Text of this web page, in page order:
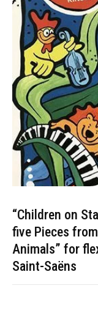
“Children on
five Pieces
Animals” for
Saint-Saëns